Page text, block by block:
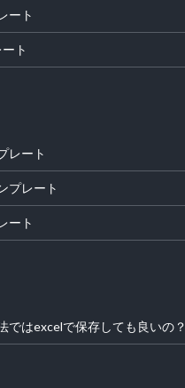
ート
ト
レート
プレート
ート
ではexcelで保存しても良いの？